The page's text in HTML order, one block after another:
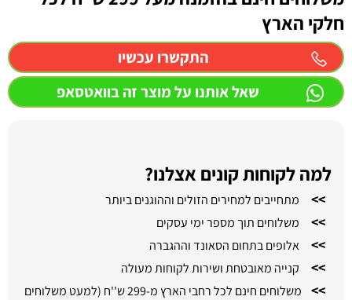
חלקי הארץ
התקשרו עכשיו
שאל אותנו על מוצר זה בוואטסאפ
למה לקוחות קונים אצלנו?
>> מתחייבים למחירים הזולים וההוגנים ביותר
>> משלוחים תוך מספר ימי עסקים
>> אלופים בתחום הסאונד וההגברה
>> קנייה מאובטחת ושירות לקוחות מעולה
>>
משלוחים חינם לכל רחבי הארץ מ-299 ש''ח (למעט משלוחים